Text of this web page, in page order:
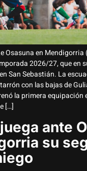
Osasuna en Mendigorria
2026/27, que en
San Sebastián. La
con las bajas de
la primera equipación
[…]
ante
su